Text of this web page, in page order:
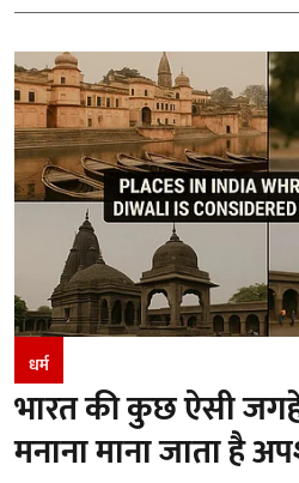
धर्म
भारत की कुछ ऐसी
मनाना माना जाता है